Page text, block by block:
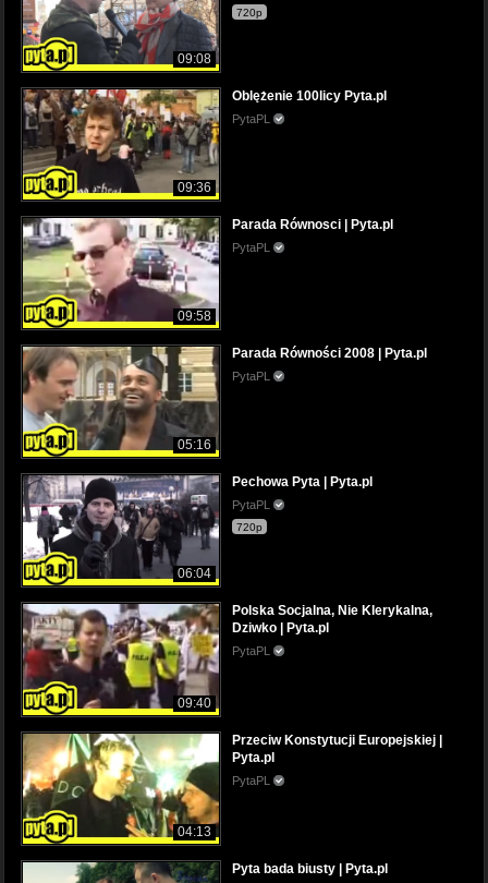
09:08
720p
09:36
Oblężenie 100licy Pyta.pl
PytaPL
09:58
Parada Równosci | Pyta.pl
PytaPL
05:16
Parada Równości 2008 | Pyta.pl
PytaPL
06:04
Pechowa Pyta | Pyta.pl
PytaPL
720p
09:40
Polska Socjalna, Nie Klerykalna,
Dziwko | Pyta.pl
PytaPL
04:13
Przeciw Konstytucji Europejskiej |
Pyta.pl
PytaPL
Pyta bada biusty | Pyta.pl